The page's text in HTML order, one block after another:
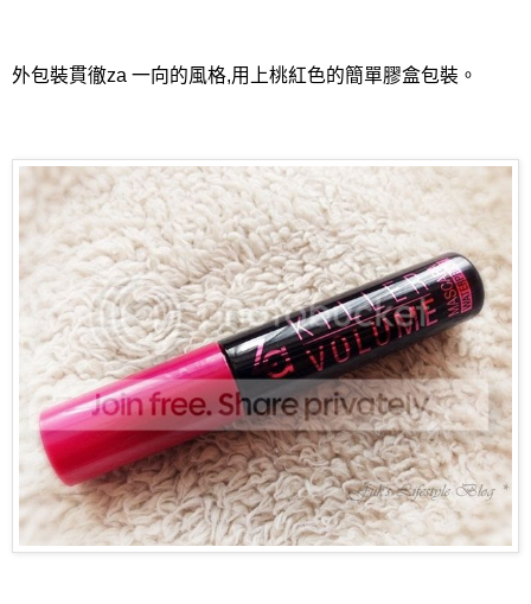
外包裝貫徹za 一向的風格,用上桃紅色的簡單膠盒包裝。